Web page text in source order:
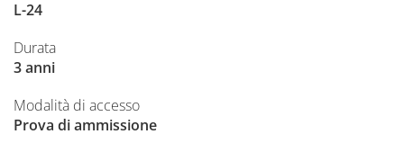
L-24
Durata
3 anni
Modalità di accesso
Prova di ammissione